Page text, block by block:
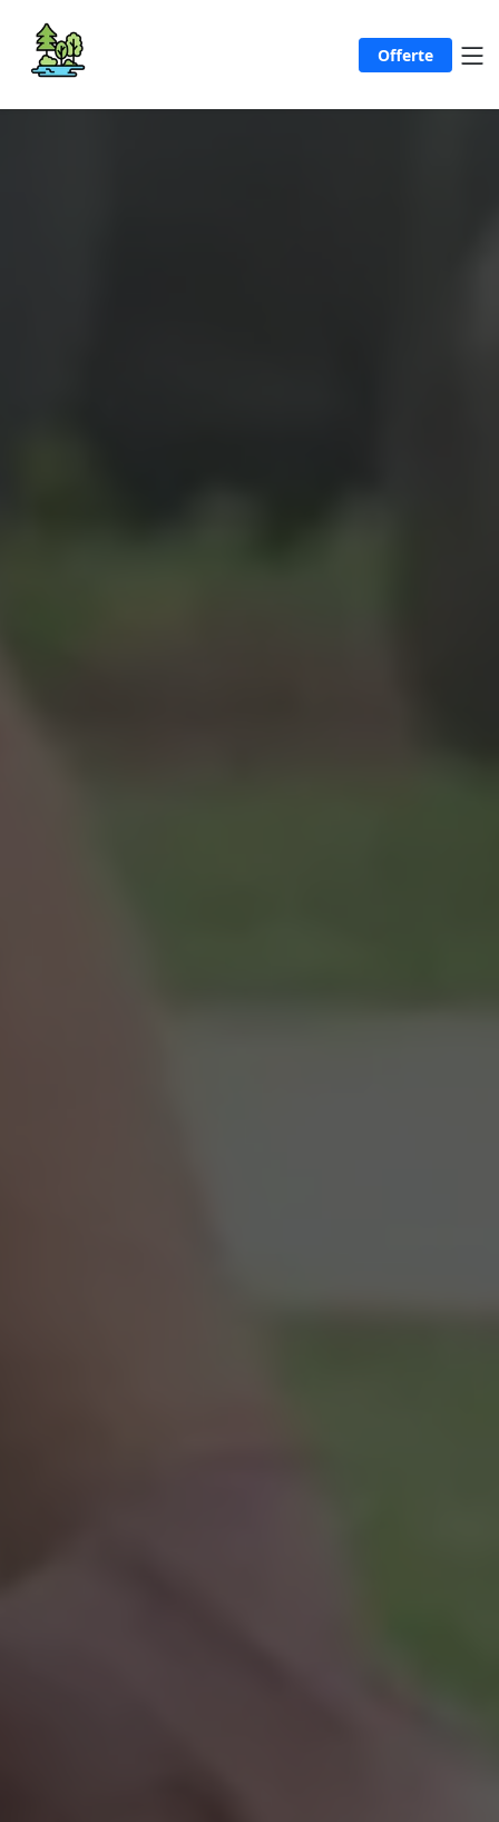
Offerte